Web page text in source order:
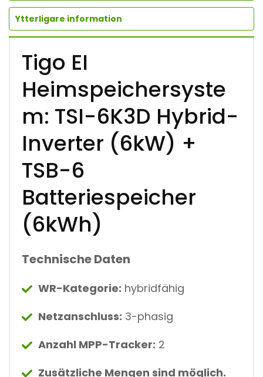
Ytterligare information
Tigo EI
Heimspeichersyste
m: TSI-6K3D Hybrid-
Inverter (6kW) +
TSB-6
Batteriespeicher
(6kWh)
Technische Daten
WR-Kategorie: hybridfähig
Netzanschluss: 3-phasig
Anzahl MPP-Tracker: 2
Zusätzliche Mengen sind möglich.